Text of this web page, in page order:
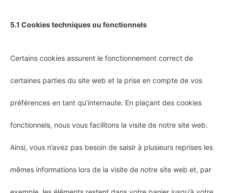
5.1 Cookies techniques ou fonctionnels
Certains cookies assurent le fonctionnement correct de
certaines parties du site web et la prise en compte de vos
préférences en tant qu’internaute. En plaçant des cookies
fonctionnels, nous vous facilitons la visite de notre site web.
Ainsi, vous n’avez pas besoin de saisir à plusieurs reprises les
mêmes informations lors de la visite de notre site web et, par